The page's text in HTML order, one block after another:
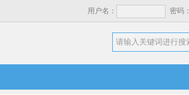
用户名： 密码：